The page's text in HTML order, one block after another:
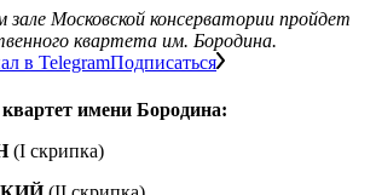
зале Московской консерватории пройдет
квартета им. Бородина.
в TelegramПодписаться
имени Бородина:
(I скрипка)